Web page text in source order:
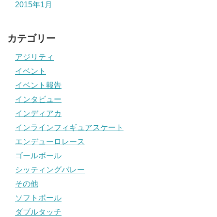
2015年1月
カテゴリー
アジリティ
イベント
イベント報告
インタビュー
インディアカ
インラインフィギュアスケート
エンデューロレース
ゴールボール
シッティングバレー
その他
ソフトボール
ダブルタッチ